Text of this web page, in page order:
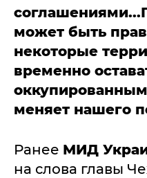
может быть
некоторые
временно
меняет нашего
Ранее МИД
на слова главы